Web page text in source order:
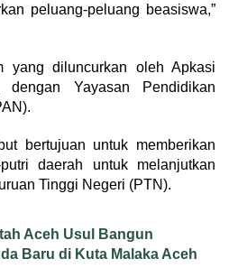
peluang-peluang beasiswa,”
yang diluncurkan oleh Apkasi
Yayasan Pendidikan
bertujuan untuk memberikan
daerah untuk melanjutkan
Tinggi Negeri (PTN).
Aceh Usul Bangun
Baru di Kuta Malaka Aceh